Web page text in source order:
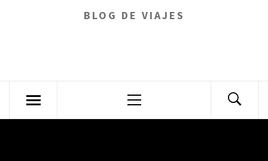
BLOG DE VIAJES
principal